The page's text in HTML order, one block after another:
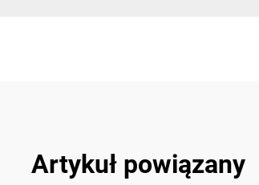
Artykuł powiązany